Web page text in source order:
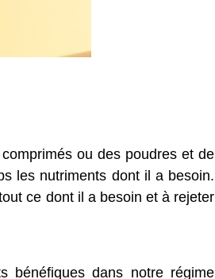
ou des poudres et de
les nutriments dont il a besoin.
ce dont il a besoin et à rejeter
bénéfiques dans notre régime